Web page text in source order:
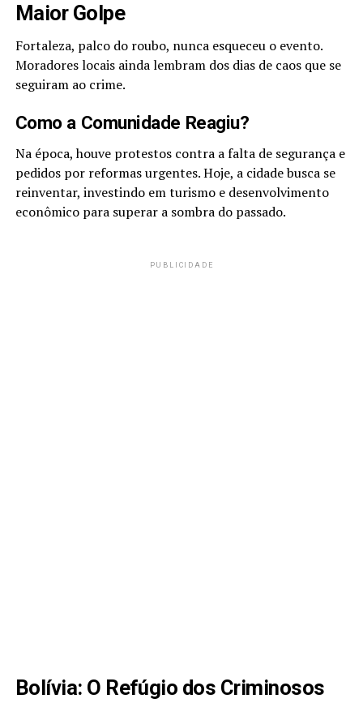
Maior Golpe
Fortaleza, palco do roubo, nunca esqueceu o evento.
Moradores locais ainda lembram dos dias de caos que se
seguiram ao crime.
Como a Comunidade Reagiu?
Na época, houve protestos contra a falta de segurança e
pedidos por reformas urgentes. Hoje, a cidade busca se
reinventar, investindo em turismo e desenvolvimento
econômico para superar a sombra do passado.
PUBLICIDADE
Bolívia: O Refúgio dos Criminosos